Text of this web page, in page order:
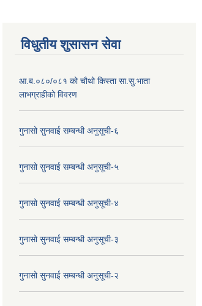
विधुतीय शुसासन सेवा
आ.ब.०८०/०८१ को चौथो किस्ता सा.सु.भाता
लाभग्राहीको विवरण
गुनासो सुनवाई सम्बन्धी अनुसूची-६
गुनासो सुनवाई सम्बन्धी अनुसूची-५
गुनासो सुनवाई सम्बन्धी अनुसूची-४
गुनासो सुनवाई सम्बन्धी अनुसूची-३
गुनासो सुनवाई सम्बन्धी अनुसूची-२